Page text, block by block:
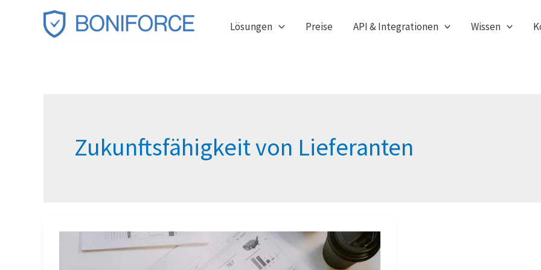
Lösungen Preise API & Integrationen Wissen
Zukunftsfähigkeit von Lieferanten